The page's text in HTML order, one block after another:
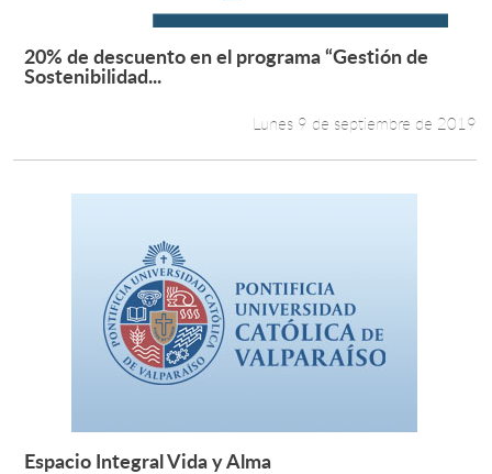
Leer más +
20% de descuento en el programa “Gestión de
Sostenibilidad...
Lunes 9 de septiembre de 2019
Espacio Integral Vida y Alma